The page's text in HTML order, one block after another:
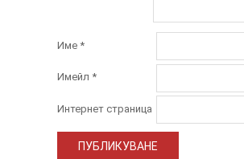
Име *
Имейл *
Интернет страница